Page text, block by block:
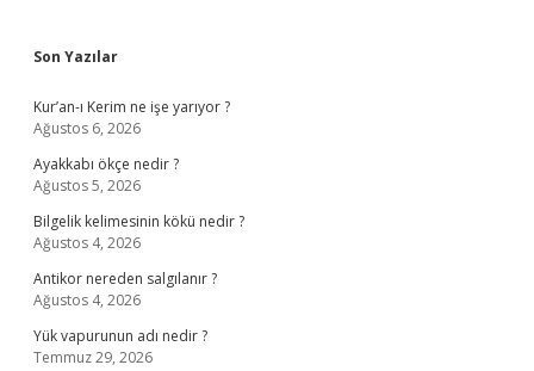
Sidebar
Son Yazılar
Kur’an-ı Kerim ne işe yarıyor ?
Ağustos 6, 2026
Ayakkabı ökçe nedir ?
Ağustos 5, 2026
Bilgelik kelimesinin kökü nedir ?
Ağustos 4, 2026
Antikor nereden salgılanır ?
Ağustos 4, 2026
Yük vapurunun adı nedir ?
Temmuz 29, 2026